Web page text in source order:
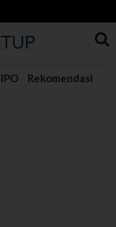
IPO Rekomendasi